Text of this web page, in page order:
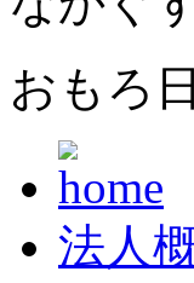
おもろ
法人